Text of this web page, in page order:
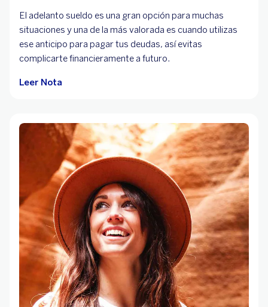
El adelanto sueldo es una gran opción para muchas
situaciones y una de la más valorada es cuando utilizas
ese anticipo para pagar tus deudas, así evitas
complicarte financieramente a futuro.
Leer Nota